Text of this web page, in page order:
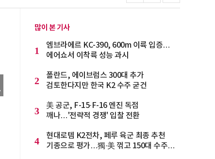
많이 본 기사
1
엠브라에르 KC-390, 600m 이륙 입증…
에어쇼서 이착륙 성능 과시
2
폴란드, 에이브럼스 300대 추가
검토한다지만 한국 K2 수주 굳건
3
美 공군, F-15·F-16 엔진 독점
깨나…'전략적 경쟁' 입찰 전환
4
현대로템 K2전차, 페루 육군 최종 추천
기종으로 평가…獨·美 꺾고 150대 수주